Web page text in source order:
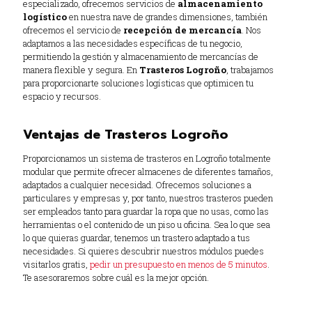
especializado, ofrecemos servicios de almacenamiento
logísticoen nuestra nave de grandes dimensiones, también
ofrecemos el servicio de recepción de mercancía. Nos
adaptamos a las necesidades específicas de tu negocio,
permitiendo la gestión y almacenamiento de mercancías de
manera flexible y segura. En Trasteros Logroño, trabajamos
para proporcionarte soluciones logísticas que optimicen tu
espacio y recursos.
Ventajas de Trasteros Logroño
Proporcionamos un sistema de trasteros en Logroño totalmente
modular que permite ofrecer almacenes de diferentes tamaños,
adaptados a cualquier necesidad. Ofrecemos soluciones a
particulares y empresas y, por tanto, nuestros trasteros pueden
ser empleados tanto para guardar la ropa que no usas, como las
herramientas o el contenido de un piso u oficina. Sea lo que sea
lo que quieras guardar, tenemos un trastero adaptado a tus
necesidades. Si quieres descubrir nuestros módulos puedes
visitarlos gratis, pedir un presupuesto en menos de 5 minutos.
Te asesoraremos sobre cuál es la mejor opción.